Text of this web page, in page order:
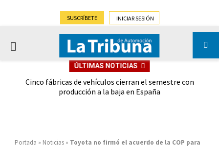
SUSCRÍBETE INICIAR SESIÓN
PRIMARY
ÚLTIMAS NOTICIAS
Cinco fábricas de vehículos cierran el semestre con
producción a la baja en España
Portada » Noticias » Toyota no firmó el acuerdo de la COP para